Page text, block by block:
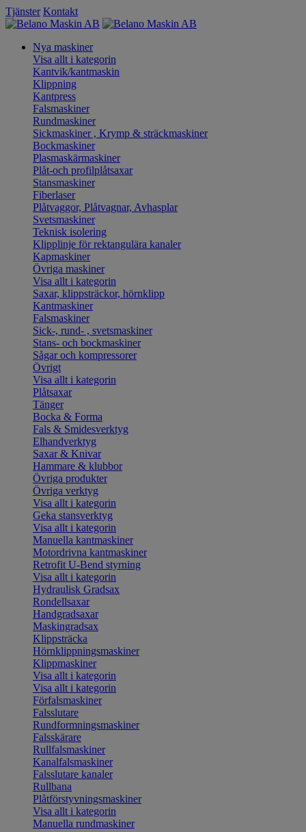
Tjänster Kontakt
Nya maskiner
Visa allt i kategorin
Kantvik/kantmaskin
Klippning
Kantpress
Falsmaskiner
Rundmaskiner
Sickmaskiner , Krymp & sträckmaskiner
Bockmaskiner
Plasmaskärmaskiner
Plåt-och profilplåtsaxar
Stansmaskiner
Fiberlaser
Plåtvaggor, Plåtvagnar, Avhasplar
Svetsmaskiner
Teknisk isolering
Klipplinje för rektangulära kanaler
Kapmaskiner
Övriga maskiner
Visa allt i kategorin
Saxar, klippsträckor, hörnklipp
Kantmaskiner
Falsmaskiner
Sick-, rund- , svetsmaskiner
Stans- och bockmaskiner
Sågar och kompressorer
Övrigt
Visa allt i kategorin
Plåtsaxar
Tänger
Bocka & Forma
Fals & Smidesverktyg
Elhandverktyg
Saxar & Knivar
Hammare & klubbor
Övriga produkter
Övriga verktyg
Visa allt i kategorin
Geka stansverktyg
Visa allt i kategorin
Manuella kantmaskiner
Motordrivna kantmaskiner
Retrofit U-Bend styrning
Visa allt i kategorin
Hydraulisk Gradsax
Rondellsaxar
Handgradsaxar
Maskingradsax
Klippsträcka
Hörnklippningsmaskiner
Klippmaskiner
Visa allt i kategorin
Visa allt i kategorin
Förfalsmaskiner
Falsslutare
Rundformningsmaskiner
Falsskärare
Rullfalsmaskiner
Kanalfalsmaskiner
Falsslutare kanaler
Rullbana
Plåtförstyvningsmaskiner
Visa allt i kategorin
Manuella rundmaskiner